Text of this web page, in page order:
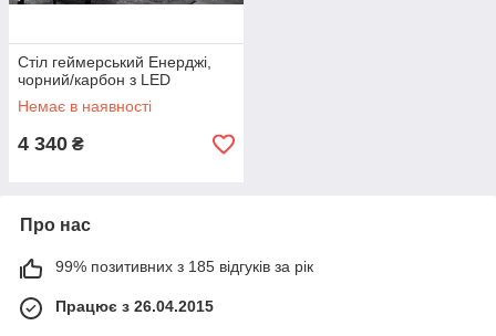
Стіл геймерський Енерджі,
чорний/карбон з LED
Немає в наявності
4 340 ₴
Про нас
99% позитивних з 185 відгуків за рік
Працює з 26.04.2015